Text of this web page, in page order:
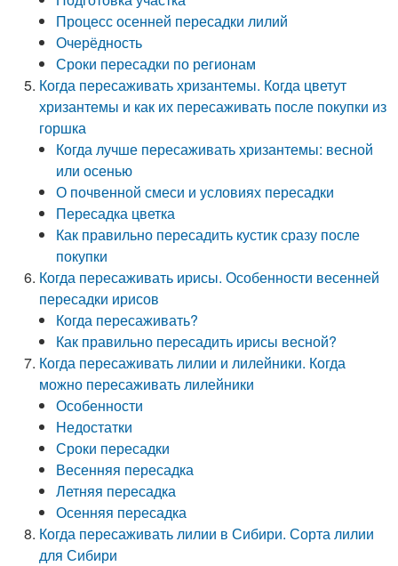
Процесс осенней пересадки лилий
Очерёдность
Сроки пересадки по регионам
Когда пересаживать хризантемы. Когда цветут
хризантемы и как их пересаживать после покупки из
горшка
Когда лучше пересаживать хризантемы: весной
или осенью
О почвенной смеси и условиях пересадки
Пересадка цветка
Как правильно пересадить кустик сразу после
покупки
Когда пересаживать ирисы. Особенности весенней
пересадки ирисов
Когда пересаживать?
Как правильно пересадить ирисы весной?
Когда пересаживать лилии и лилейники. Когда
можно пересаживать лилейники
Особенности
Недостатки
Сроки пересадки
Весенняя пересадка
Летняя пересадка
Осенняя пересадка
Когда пересаживать лилии в Сибири. Сорта лилии
для Сибири